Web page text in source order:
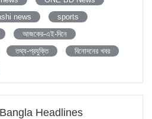
news
sports
আজকের-এই-দিনে
তথ্য-প্রযুক্তি
বিনোদনের খবর
Bangla Headlines